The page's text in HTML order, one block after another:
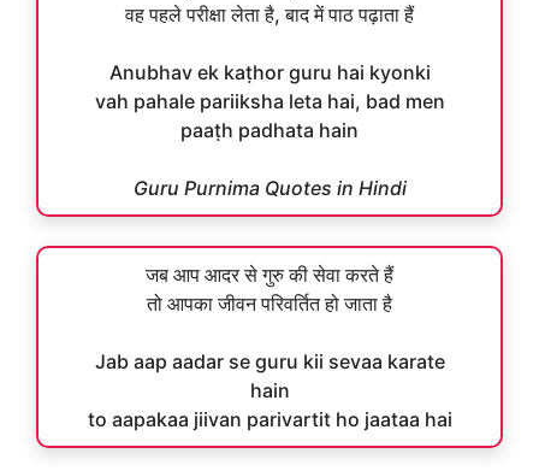
वह पहले परीक्षा लेता है, बाद में पाठ पढ़ाता हैं
Anubhav ek kaṭhor guru hai kyonki
vah pahale pariiksha leta hai, bad men
paaṭh padhata hain
Guru Purnima Quotes in Hindi
जब आप आदर से गुरु की सेवा करते हैं
तो आपका जीवन परिवर्तित हो जाता है
Jab aap aadar se guru kii sevaa karate
hain
to aapakaa jiivan parivartit ho jaataa hai